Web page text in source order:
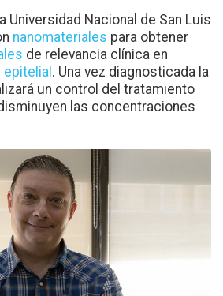
Universidad Nacional de San Luis
nanomateriales para obtener
de relevancia clínica en
epitelial . Una vez diagnosticada la
un control del tratamiento
las concentraciones